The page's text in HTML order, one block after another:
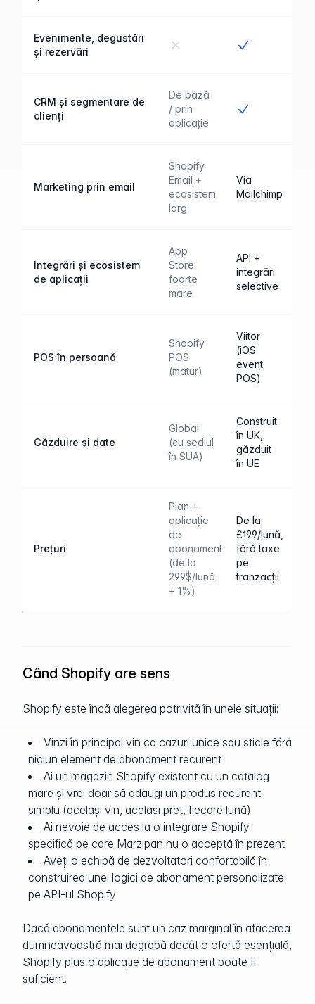
Evenimente, degustări
și rezervări
CRM și segmentare de
clienți
De bază
/ prin
aplicație
Marketing prin email
Shopify
Email +
ecosistem
larg
Via
Mailchimp
Integrări și ecosistem
de aplicații
App
Store
foarte
mare
API +
integrări
selective
POS în persoană
Shopify
POS
(matur)
Viitor
(iOS
event
POS)
Găzduire și date
Global
(cu sediul
în SUA)
Construit
în UK,
găzduit
în UE
Prețuri
Plan +
aplicație
de
abonament
(de la
299$/lună
+ 1%)
De la
£199/lună,
fără taxe
pe
tranzacții
Când Shopify are sens
Shopify este încă alegerea potrivită în unele situații:
Vinzi în principal vin ca cazuri unice sau sticle fără
niciun element de abonament recurent
Ai un magazin Shopify existent cu un catalog
mare și vrei doar să adaugi un produs recurent
simplu (același vin, același preț, fiecare lună)
Ai nevoie de acces la o integrare Shopify
specifică pe care Marzipan nu o acceptă în prezent
Aveți o echipă de dezvoltatori confortabilă în
construirea unei logici de abonament personalizate
pe API-ul Shopify
Dacă abonamentele sunt un caz marginal în afacerea
dumneavoastră mai degrabă decât o ofertă esențială,
Shopify plus o aplicație de abonament poate fi
suficient.